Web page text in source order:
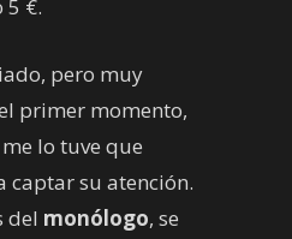
€.
pero muy
primer momento,
lo tuve que
captar su atención.
del monólogo, se